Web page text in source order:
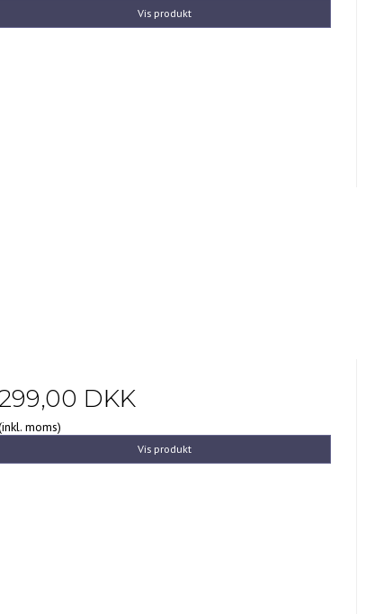
Vis produkt
DKK
moms)
Vis produkt